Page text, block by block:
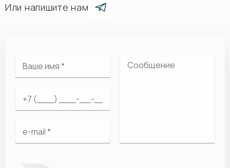
Или напишите нам